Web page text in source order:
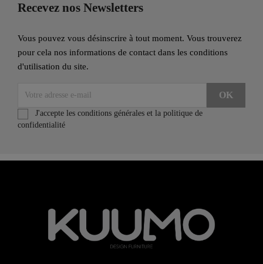
Recevez nos Newsletters
Vous pouvez vous désinscrire à tout moment. Vous trouverez
pour cela nos informations de contact dans les conditions
d'utilisation du site.
J'accepte les conditions générales et la politique de
confidentialité